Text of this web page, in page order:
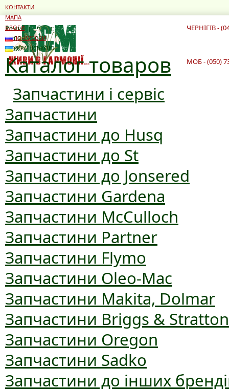
Режим роботи:
10:00 - 19:00
10:00 - 16:00
ЧЕРНІГІВ -
Каталог товаров
Запчастини і сервіс
Запчастини
Запчастини до Husq
Запчастини до St
Запчастини до Jonsered
Запчастини Gardena
Запчастини McCulloch
Запчастини Partner
Запчастини Flymo
Запчастини Oleo-Mac
Запчастини Makita, Dolmar
Запчастини Briggs & Stratton
Запчастини Oregon
Запчастини Sadko
Запчастини до інших
МОБ - (050)
КОНТАКТИ
МАПА
БЛОГИ
ПО-РУССКИ
УКРАЇНСЬКОЮ